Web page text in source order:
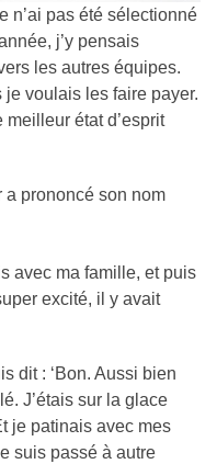
n’ai pas été sélectionné
j’y pensais
les autres équipes.
voulais les faire payer.
meilleur état d’esprit
a prononcé son nom
avec ma famille, et puis
excité, il y avait
dit : ‘Bon. Aussi bien
J’étais sur la glace
je patinais avec mes
suis passé à autre